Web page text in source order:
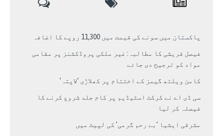
پاکستان میں سونے کی قیمت میں 11,300 روپے کا اضافہ
فیصل قریشی کا مطالبہ: غیر ملکی پروڈکشنز پر مقامی
مواد کو ترجیح دی جائے
کامن ویلتھ گیمز کے اختتام پر کھلاڑی ‘لاپتہ’
سی ڈی اے نے کرکٹ اسٹیڈیم پر کام جلد شروع کرنے کا
فیصلہ کر لیا
مشرقی ایشیا ‘بے رحم گرمی’ کی لپیٹ میں